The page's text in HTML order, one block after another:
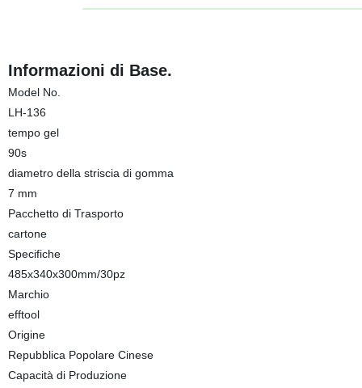
Informazioni di Base.
Model No.
LH-136
tempo gel
90s
diametro della striscia di gomma
7 mm
Pacchetto di Trasporto
cartone
Specifiche
485x340x300mm/30pz
Marchio
efftool
Origine
Repubblica Popolare Cinese
Capacità di Produzione